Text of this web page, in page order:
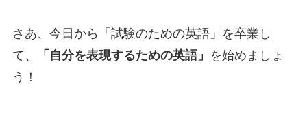
さあ、今日から「試験のための英語」を卒業し
て、
「自分を表現するための英語」 を始めましょ
う！